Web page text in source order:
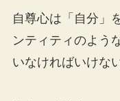
自尊心は「自分」
ンティティのよう
いなければいけな